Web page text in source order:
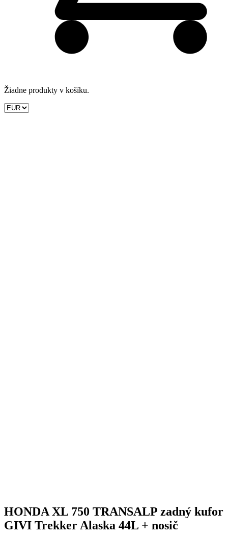
Žiadne produkty v košíku.
HONDA XL 750 TRANSALP zadný kufor
GIVI Trekker Alaska 44L + nosič